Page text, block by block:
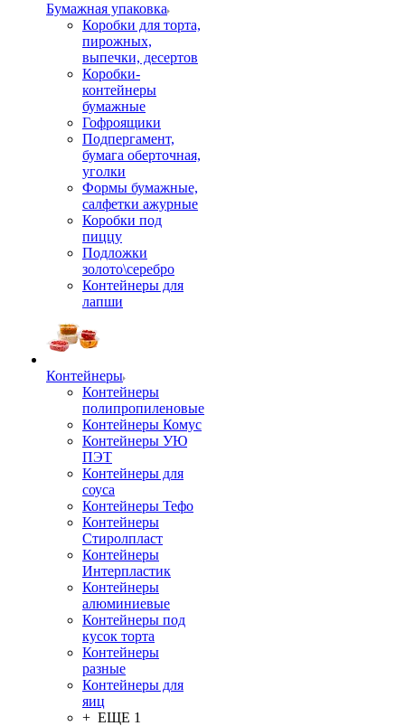
Бумажная упаковка
Коробки для торта,
пирожных,
выпечки, десертов
Коробки-
контейнеры
бумажные
Гофроящики
Подпергамент,
бумага оберточная,
уголки
Формы бумажные,
салфетки ажурные
Коробки под
пиццу
Подложки
золото\серебро
Контейнеры для
лапши
Контейнеры
Контейнеры
полипропиленовые
Контейнеры Комус
Контейнеры УЮ
ПЭТ
Контейнеры для
соуса
Контейнеры Тефо
Контейнеры
Стиролпласт
Контейнеры
Интерпластик
Контейнеры
алюминиевые
Контейнеры под
кусок торта
Контейнеры
разные
Контейнеры для
яиц
+ ЕЩЕ 1